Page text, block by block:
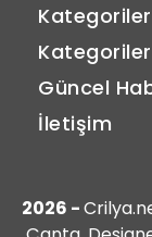
Kategoriler
Kategoriler
Güncel
İletişim
2026 -